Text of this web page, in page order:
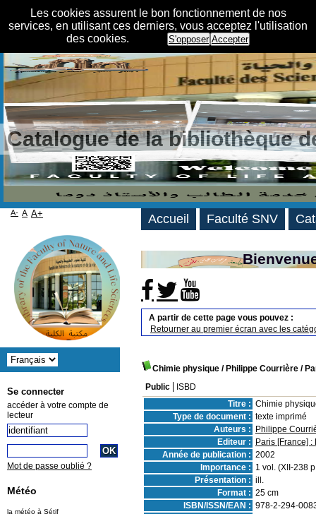
Les cookies assurent le bon fonctionnement de nos
services, en utilisant ces derniers, vous acceptez l'utilisation
des cookies.
S'opposer Accepter
Catalogue de la bibliothèque
A partir de cette page vous pouvez :
Retourner au premier écran avec les
Chimie physique / Philippe Courrière /
Public
ISBD
Titre : Chimie
Type de document : texte imprimé
Auteurs :
Philippe
Editeur :
Paris [France]
Année de publication : 2002
Importance : 1 vol. (XII-238
Présentation : ill.
Format : 25 cm
ISBN/ISSN/EAN : 978-2-294-
Accueil Faculté SNV
A- A A+
Se connecter
accéder à votre compte de
lecteur
Mot de passe oublié ?
Météo
la météo à Sétif